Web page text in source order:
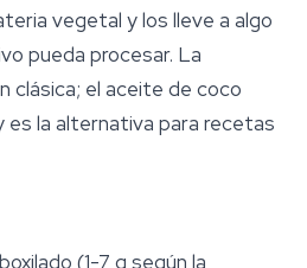
vegetal y los lleve a algo
pueda procesar. La
clásica; el aceite de coco
es la alternativa para recetas
(1-7 g según la